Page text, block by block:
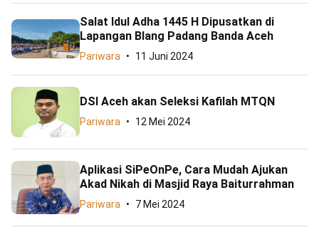
Salat Idul Adha 1445 H Dipusatkan di
Lapangan Blang Padang Banda Aceh
Pariwara 11 Juni 2024
DSI Aceh akan Seleksi Kafilah MTQN
Pariwara 12 Mei 2024
Aplikasi SiPeOnPe, Cara Mudah Ajukan
Akad Nikah di Masjid Raya Baiturrahman
Pariwara 7 Mei 2024